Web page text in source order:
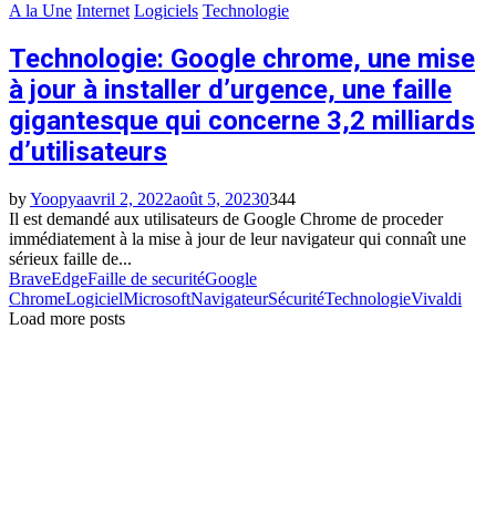
A la Une Internet Logiciels Technologie
Technologie: Google chrome, une mise
à jour à installer d’urgence, une faille
gigantesque qui concerne 3,2 milliards
d’utilisateurs
byYoopyaavril 2, 2022août 5, 20230344
Il est demandé aux utilisateurs de Google Chrome de proceder
immédiatement à la mise à jour de leur navigateur qui connaît une
sérieux faille de...
BraveEdgeFaille de securitéGoogle
ChromeLogicielMicrosoftNavigateurSécuritéTechnologieVivaldi
Load more posts